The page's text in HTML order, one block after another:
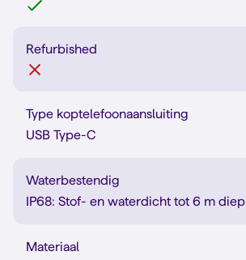
Refurbished
Type koptelefoonaansluiting
USB Type-C
Waterbestendig
IP68: Stof- en waterdicht tot 6 m diep
Materiaal